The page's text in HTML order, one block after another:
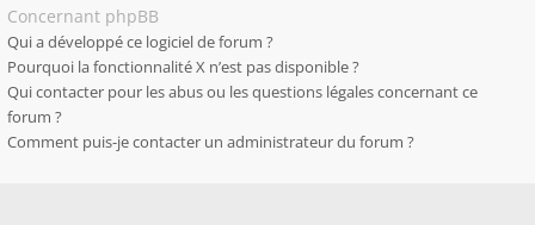
Concernant phpBB
Qui a développé ce logiciel de forum ?
Pourquoi la fonctionnalité X n’est pas disponible ?
Qui contacter pour les abus ou les questions légales concernant ce
forum ?
Comment puis-je contacter un administrateur du forum ?